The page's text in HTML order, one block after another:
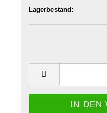
Lagerbestand: